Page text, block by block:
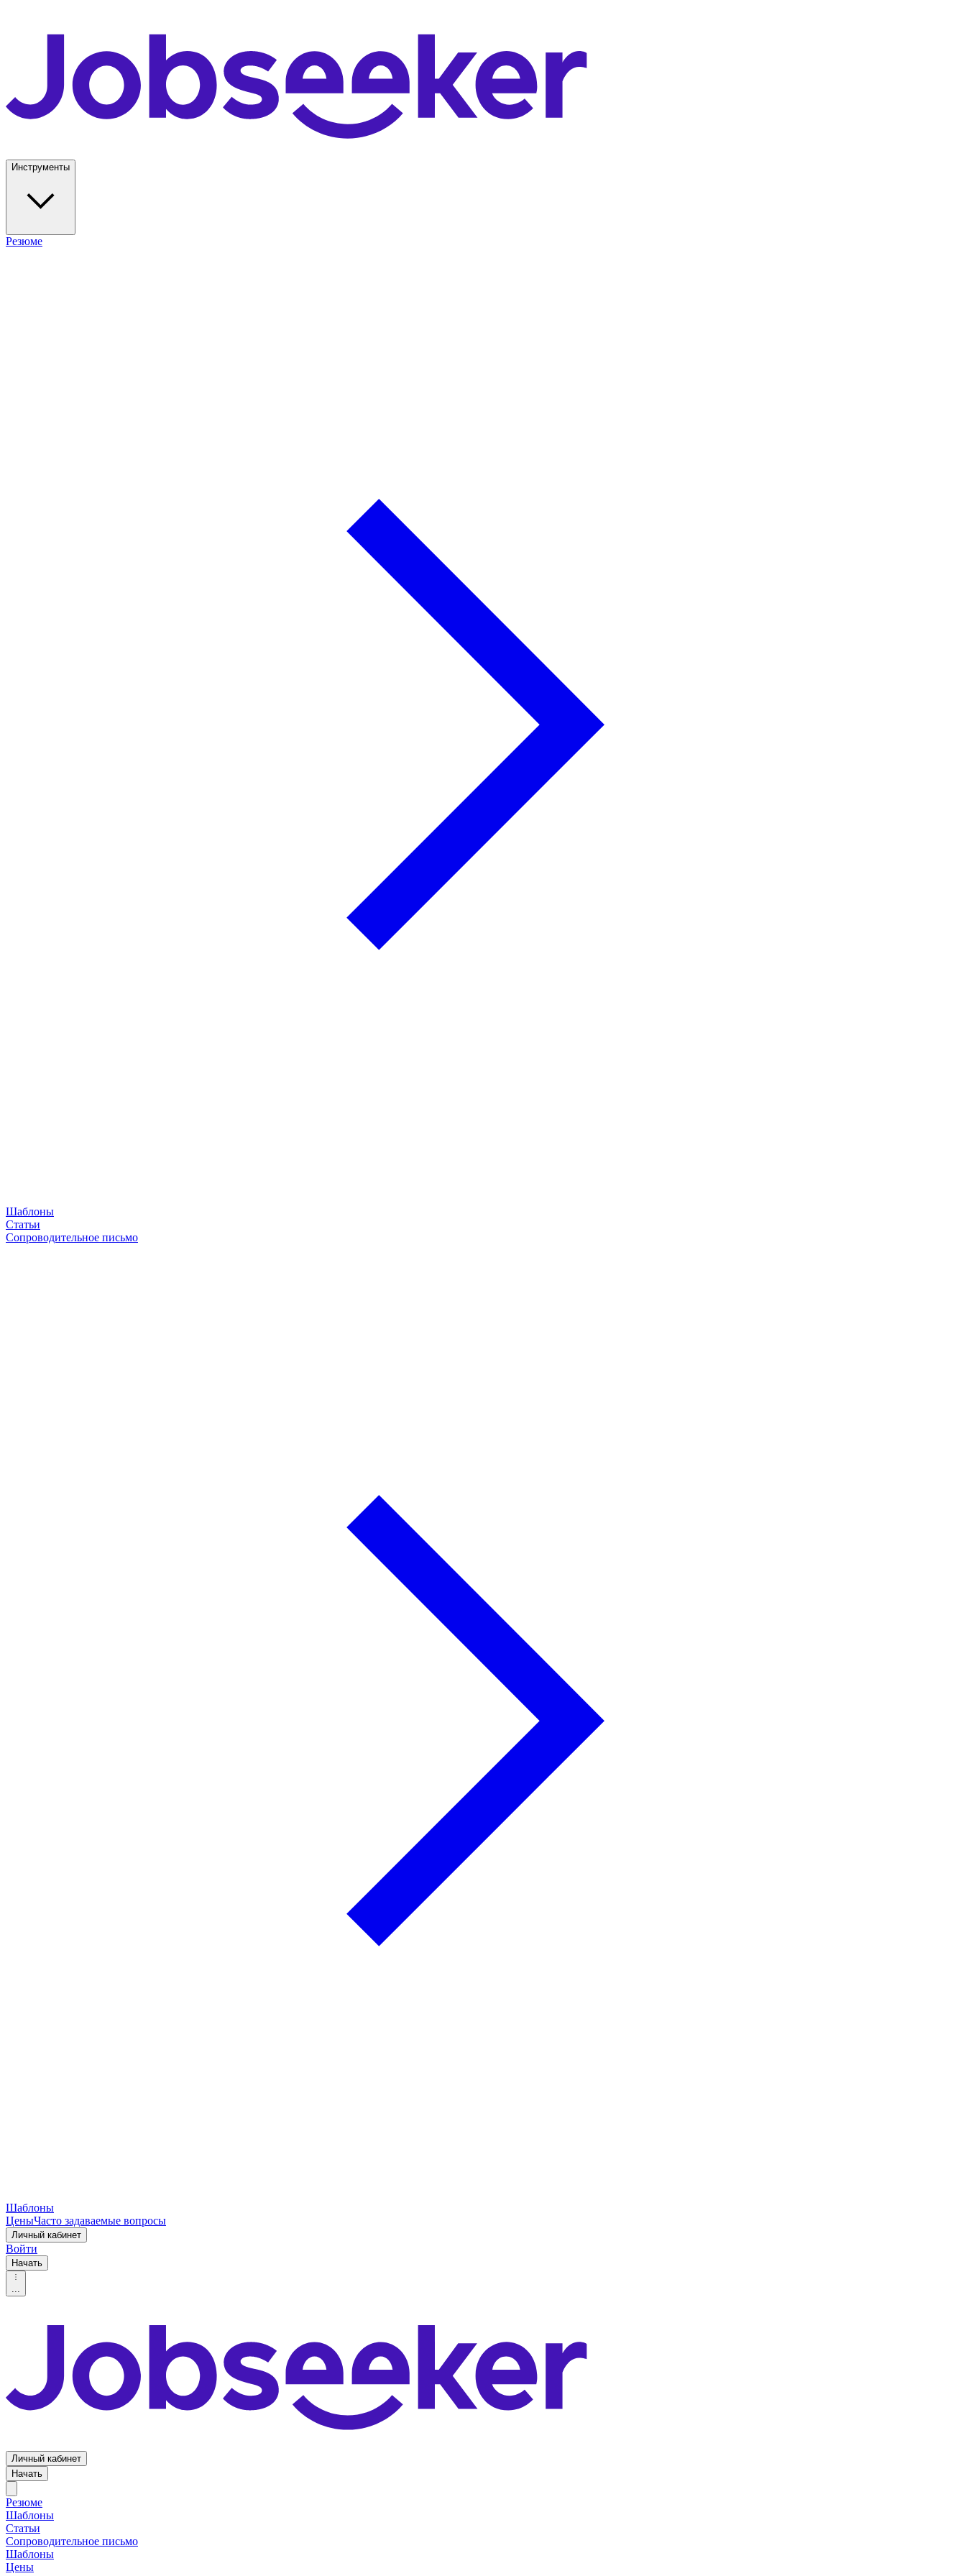
Инструменты
Резюме
Шаблоны
Статьи
Сопроводительное письмо
Шаблоны
ЦеныЧасто задаваемые вопросы
Личный кабинет
Войти
Начать
...
Личный кабинет
Начать
Резюме
Шаблоны
Статьи
Сопроводительное письмо
Шаблоны
Цены